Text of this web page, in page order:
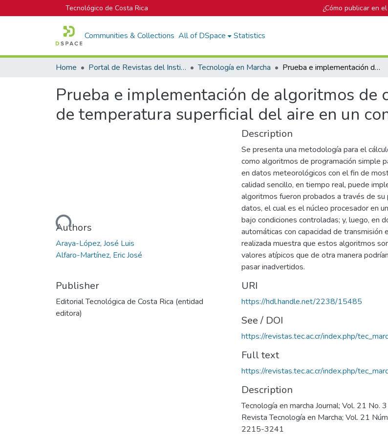
Tecnológico de Costa Rica ¿Cómo publicar en
Communities & Collections All of DSpace Statistics
Home Portal de Revistas del Instituto Tecnológico de Costa Rica Tecnología en Marcha Prueba e implementación de algoritmos de control de calidad de datos de temperatura superficial del aire en un contexto operativo
Prueba e implementación de algoritmos de
de temperatura superficial del aire en un
Loading...
Authors
Araya-López, José Luis
Alfaro-Martínez, Eric José
Publisher
Editorial Tecnológica de Costa Rica (entidad
editora)
Description
Se presenta una metodología para el
como algoritmos de programación simple
en datos meteorológicos con el fin de
calidad sencillo, en tiempo real, puede
algoritmos fueron probados a través de su
datos, el cual es el núcleo procesador en
bajo condiciones controladas; y, luego, en
automáticas con capacidad de transmisión
realizada muestra que estos algoritmos
valores atípicos que de otra manera
pasar inadvertidos.
URI
https://hdl.handle.net/2238/15485
See / DOI
https://revistas.tec.ac.cr/index.php/
Full text
https://revistas.tec.ac.cr/index.php/
Description
Tecnología en marcha Journal; Vol. 21 No.
Revista Tecnología en Marcha; Vol. 21
2215-3241